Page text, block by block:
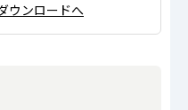
ウンロードへ